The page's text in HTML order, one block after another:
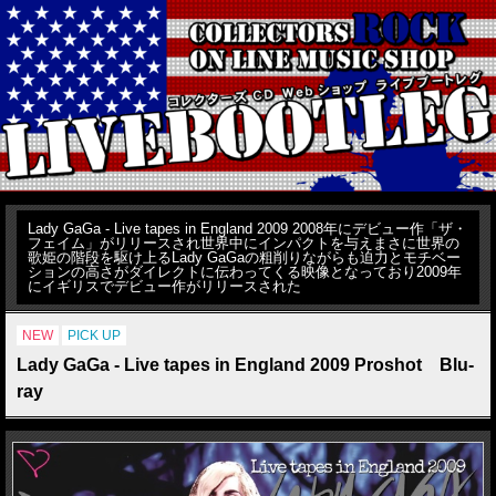
Lady GaGa - Live tapes in England 2009 2008年にデビュー作「ザ・
フェイム」がリリースされ世界中にインパクトを与えまさに世界の
歌姫の階段を駆け上るLady GaGaの粗削りながらも迫力とモチベー
ションの高さがダイレクトに伝わってくる映像となっており2009年
にイギリスでデビュー作がリリースされた
NEW PICK UP
Lady GaGa - Live tapes in England 2009 Proshot Blu-
ray